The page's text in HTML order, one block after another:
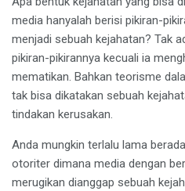
media hanyalah berisi pikiran-
menjadi sebuah kejahatan? Tak
pikiran-pikirannya kecuali ia
mematikan. Bahkan teorisme
tak bisa dikatakan sebuah
tindakan kerusakan.
Anda mungkin terlalu lama
otoriter dimana media dengan
merugikan dianggap sebuah